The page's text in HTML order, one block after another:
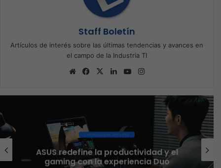
Staff Boletín
Artículos de interés sobre las últimas tendencias y avances en
el campo de la Industria TI
Sitio
Facebook
X LinkedInYouTube
Electrónica de consumo
ASUS redefine la productividad y el
gaming con la experiencia Duo